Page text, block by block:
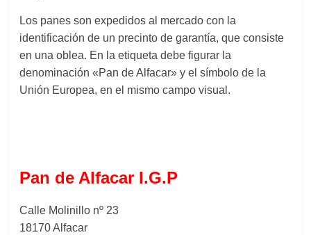
Los panes son expedidos al mercado con la
identificación de un precinto de garantía, que consiste
en una oblea. En la etiqueta debe figurar la
denominación «Pan de Alfacar» y el símbolo de la
Unión Europea, en el mismo campo visual.
Pan de Alfacar I.G.P
Calle Molinillo nº 23
18170 Alfacar